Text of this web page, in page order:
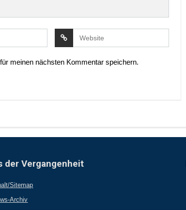
meinen nächsten Kommentar speichern.
der Vergangenheit
Sitemap
Archiv